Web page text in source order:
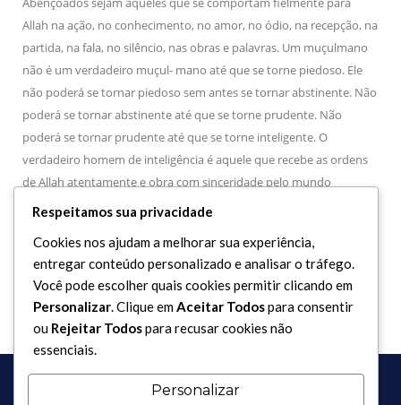
Allah na ação, no conhecimento, no amor, no ódio, na recepção, na
partida, na fala, no silêncio, nas obras e palavras. Um muçulmano
não é um verdadeiro muçul- mano até que se torne piedoso. Ele
não poderá se tornar piedoso sem antes se tornar abstinente. Não
poderá se tornar abstinente até que se torne prudente. Não
poderá se tornar prudente até que se torne inteligente. O
verdadeiro homem de inteligência é aquele que recebe as ordens
de Allah atentamente e obra com sinceridade pelo mundo
vindouro.
Que Allah abençoe o Profeta Mohammad e a sua imaculada
família.
Respeitamos sua privacidade
Cookies nos ajudam a melhorar sua experiência,
entregar conteúdo personalizado e analisar o tráfego.
Você pode escolher quais cookies permitir clicando em
Personalizar. Clique emAceitar Todospara consentir
ou Rejeitar Todospara recusar cookies não
essenciais.
Personalizar